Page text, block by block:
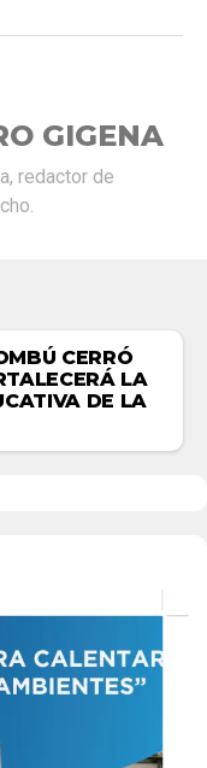
GIGENA
redactor de
CERRÓ
LA
DE LA